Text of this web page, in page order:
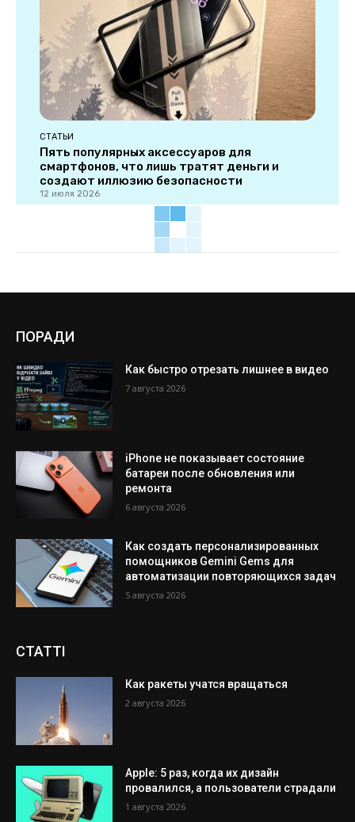
СТАТЬИ
Пять популярных аксессуаров для
смартфонов, что лишь тратят деньги и
создают иллюзию безопасности
12 июля 2026
ПОРАДИ
Как быстро отрезать лишнее в видео
7 августа 2026
iPhone не показывает состояние
батареи после обновления или
ремонта
6 августа 2026
Как создать персонализированных
помощников Gemini Gems для
автоматизации повторяющихся задач
5 августа 2026
СТАТТІ
Как ракеты учатся вращаться
2 августа 2026
Apple: 5 раз, когда их дизайн
провалился, а пользователи страдали
1 августа 2026